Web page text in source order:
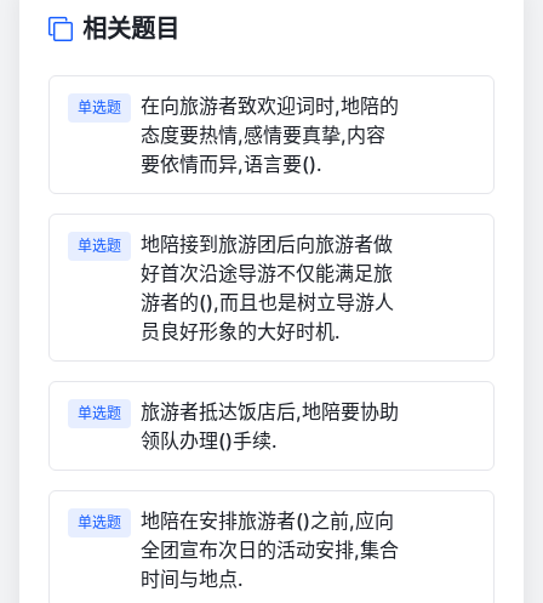
相关题目
单选题
在向旅游者致欢迎词时,地陪的
态度要热情,感情要真挚,内容
要依情而异,语言要().
单选题
地陪接到旅游团后向旅游者做
好首次沿途导游不仅能满足旅
游者的(),而且也是树立导游人
员良好形象的大好时机.
单选题
旅游者抵达饭店后,地陪要协助
领队办理()手续.
单选题
地陪在安排旅游者()之前,应向
全团宣布次日的活动安排,集合
时间与地点.